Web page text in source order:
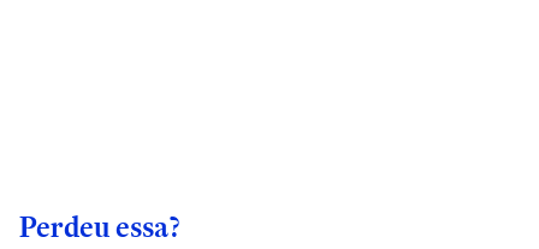
Perdeu essa?